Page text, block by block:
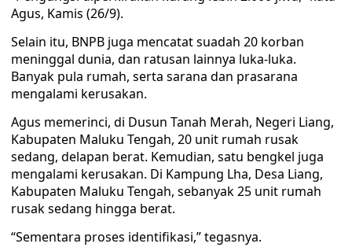
Agus, Kamis (26/9).
Selain itu, BNPB juga mencatat suadah 20 korban
meninggal dunia, dan ratusan lainnya luka-luka.
Banyak pula rumah, serta sarana dan prasarana
mengalami kerusakan.
Agus memerinci, di Dusun Tanah Merah, Negeri Liang,
Kabupaten Maluku Tengah, 20 unit rumah rusak
sedang, delapan berat. Kemudian, satu bengkel juga
mengalami kerusakan. Di Kampung Lha, Desa Liang,
Kabupaten Maluku Tengah, sebanyak 25 unit rumah
rusak sedang hingga berat.
“Sementara proses identifikasi,” tegasnya.